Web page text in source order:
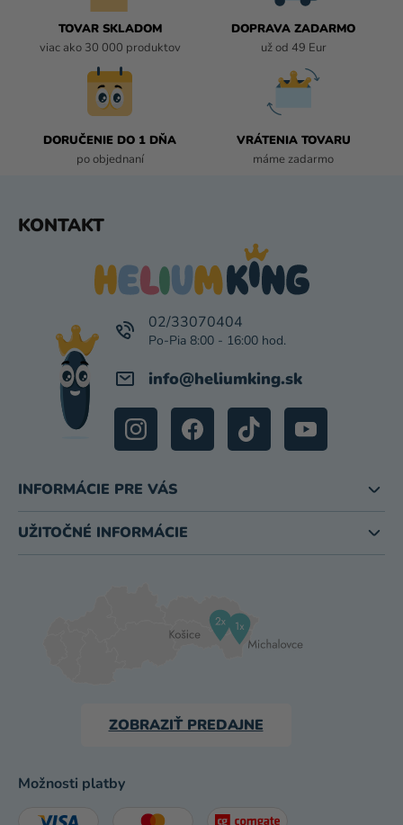
U
TOVAR SKLADOM
viac ako 30 000 produktov
DOPRAVA ZADARMO
už od 49 Eur
DORUČENIE DO 1 DŇA
po objednaní
VRÁTENIA TOVARU
máme zadarmo
KONTAKT
info@heliumking.sk
02/33070404
INFORMÁCIE PRE VÁS
UŽITOČNÉ INFORMÁCIE
ZOBRAZIŤ PREDAJNE
Možnosti platby